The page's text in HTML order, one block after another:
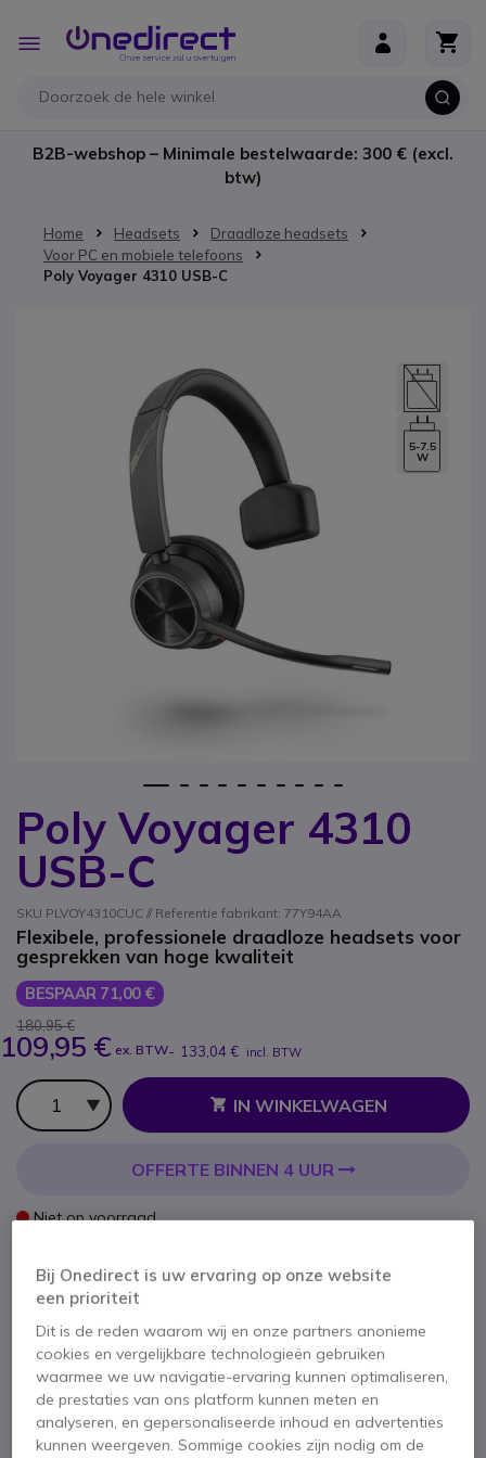
Toggle
Nav
B2B-webshop – Minimale bestelwaarde: 300 € (excl.
btw)
Home Headsets
Draadloze headsets
Voor PC en mobiele telefoons
Poly Voyager 4310 USB-C
Poly Voyager 4310
USB-C
SKU PLVOY4310CUC // Referentie fabrikant: 77Y94AA
Flexibele, professionele draadloze headsets voor
gesprekken van hoge kwaliteit
BESPAAR 71,00 €
180,95 €
109,95 € ex. BTW- 133,04 € incl. BTW
Aantal
IN WINKELWAGEN
OFFERTE BINNEN 4 UUR
Niet op voorraad
Levering:
5-7 dagen
2 jaar Fabrieksgarantie
5-7.5
W
Ga naar het begin van de afbeeldingen-gallerij
Bij Onedirect is uw ervaring op onze website
een prioriteit
Dit is de reden waarom wij en onze partners anonieme
cookies en vergelijkbare technologieën gebruiken
waarmee we uw navigatie-ervaring kunnen optimaliseren,
de prestaties van ons platform kunnen meten en
analyseren, en gepersonaliseerde inhoud en advertenties
kunnen weergeven. Sommige cookies zijn nodig om de